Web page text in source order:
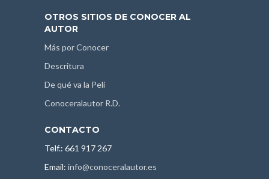
OTROS SITIOS DE CONOCER AL
AUTOR
Más por Conocer
Descritura
De qué va la Peli
Conoceralautor R.D.
CONTACTO
Telf.: 661 917 267
Email: info@conoceralautor.es